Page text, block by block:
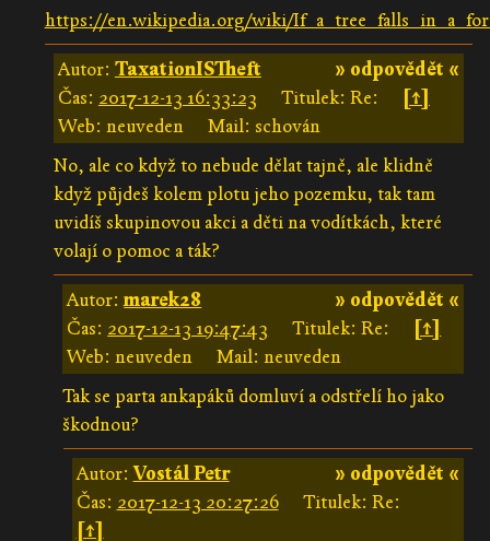
https://en.wikipedia.org/wiki/
» odpovědět «
Autor: TaxationISTheft
Čas: 2017-12-13 16:33:23 Titulek: Re:
[↑]
Web: neuveden
Mail: schován
No, ale co když to nebude dělat tajně, ale klidně
když půjdeš kolem plotu jeho pozemku, tak tam
uvidíš skupinovou akci a děti na vodítkách, které
volají o pomoc a ták?
» odpovědět «
Autor:marek28
Čas: 2017-12-13 19:47:43 Titulek: Re:
[↑]
Web: neuveden
Mail: neuveden
Tak se parta ankapáků domluví a odstřelí ho jako
škodnou?
» odpovědět «
Autor:Vostál Petr
Čas: 2017-12-13 20:27:26
Titulek: Re:
[↑]